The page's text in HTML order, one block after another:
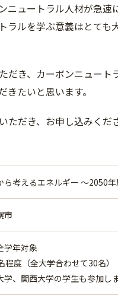
ニュートラル人材が急速
ラルを学ぶ意義はとても
だき、カーボンニュート
たいと思います。
だき、お申し込みくだ
ら考えるエネルギー ～2050
市
学年対象
程度（全大学合わせて30名）
、関西大学の学生も参加しま